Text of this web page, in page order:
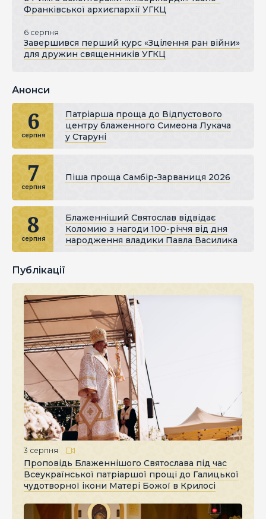
Франківської архиєпархії УГКЦ
6 серпня
Завершився перший курс «Зцілення ран війни»
для дружин священників УГКЦ
Анонси
6
серпня
Патріарша проща до Відпустового
центру блаженного Симеона Лукача
у Старуні
7
серпня
Піша проща Самбір-Зарваниця 2026
8
серпня
Блаженніший Святослав відвідає
Коломию з нагоди 100-річчя від дня
народження владики Павла Василика
Публікації
3 серпня
Проповідь Блаженнішого Святослава під час
Всеукраїнської патріаршої прощі до Галицької
чудотворної ікони Матері Божої в Крилосі